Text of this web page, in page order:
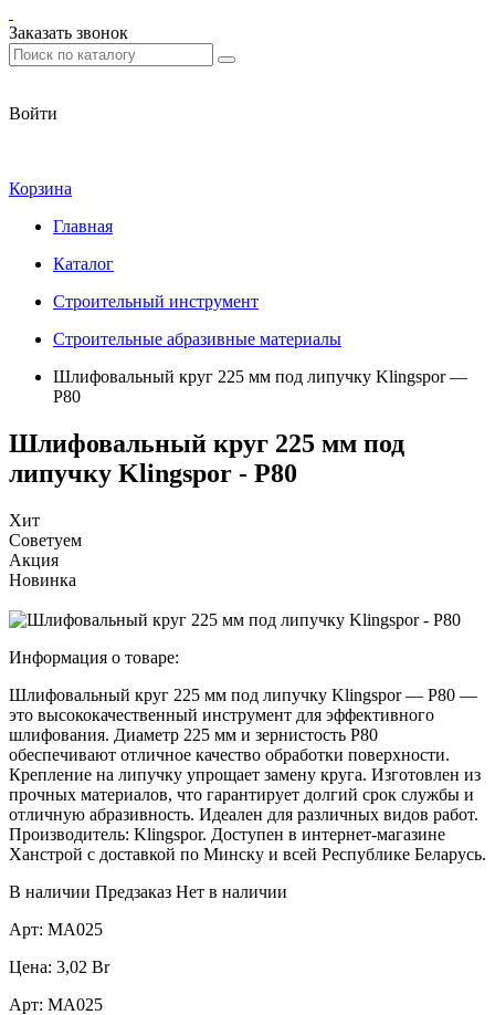
Заказать звонок
Войти
Корзина
Главная
Каталог
Строительный инструмент
Строительные абразивные материалы
Шлифовальный круг 225 мм под липучку Klingspor —
Р80
Шлифовальный круг 225 мм под
липучку Klingspor - Р80
Хит
Советуем
Акция
Новинка
Информация о товаре:
Шлифовальный круг 225 мм под липучку Klingspor — Р80 —
это высококачественный инструмент для эффективного
шлифования. Диаметр 225 мм и зернистость Р80
обеспечивают отличное качество обработки поверхности.
Крепление на липучку упрощает замену круга. Изготовлен из
прочных материалов, что гарантирует долгий срок службы и
отличную абразивность. Идеален для различных видов работ.
Производитель: Klingspor. Доступен в интернет-магазине
Ханстрой с доставкой по Минску и всей Республике Беларусь.
В наличии Предзаказ Нет в наличии
Арт: МА025
Цена: 3,02 Br
Арт: МА025